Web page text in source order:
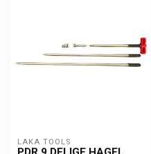
LAKA TOOLS